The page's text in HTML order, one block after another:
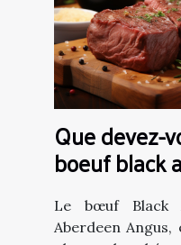
Que devez-
boeuf black
Le bœuf Black
Aberdeen Angus,